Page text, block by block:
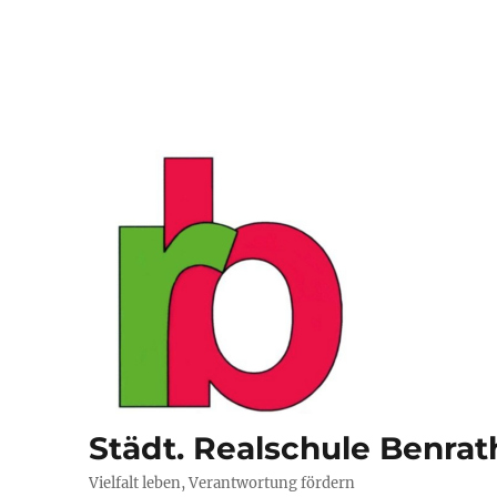
Städt. Realschule
Vielfalt leben, Verantwortung fördern